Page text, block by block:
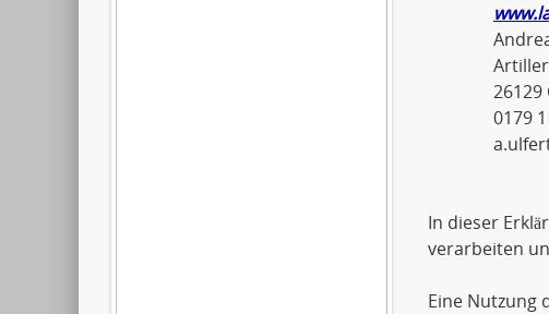
Andreas
26129
0179
In dieser
verarbeiten
Eine Nutzung